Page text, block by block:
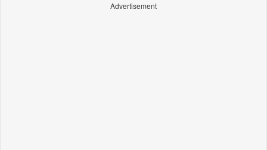
Advertisement